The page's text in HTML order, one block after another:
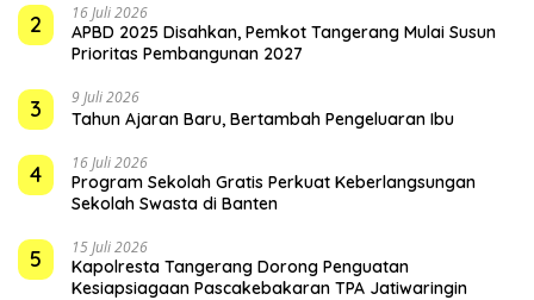
2 16 Juli 2026
APBD 2025 Disahkan, Pemkot Tangerang Mulai Susun
Prioritas Pembangunan 2027
3 9 Juli 2026
Tahun Ajaran Baru, Bertambah Pengeluaran Ibu
4 16 Juli 2026
Program Sekolah Gratis Perkuat Keberlangsungan
Sekolah Swasta di Banten
5 15 Juli 2026
Kapolresta Tangerang Dorong Penguatan
Kesiapsiagaan Pascakebakaran TPA Jatiwaringin